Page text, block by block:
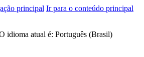
principal Ir para o conteúdo principal
idioma atual é: Português (Brasil)